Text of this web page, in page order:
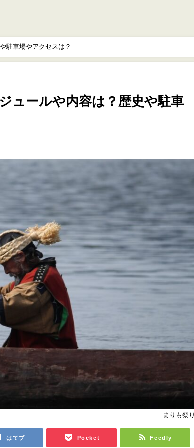
や駐車場やアクセスは？
ュールや内容は？歴史や駐車
まりも祭り
はてブ Pocket Feedly